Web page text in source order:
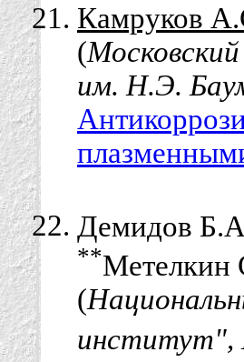
Камруков
(
им. Н.Э.
Демидов
**
(
институт",